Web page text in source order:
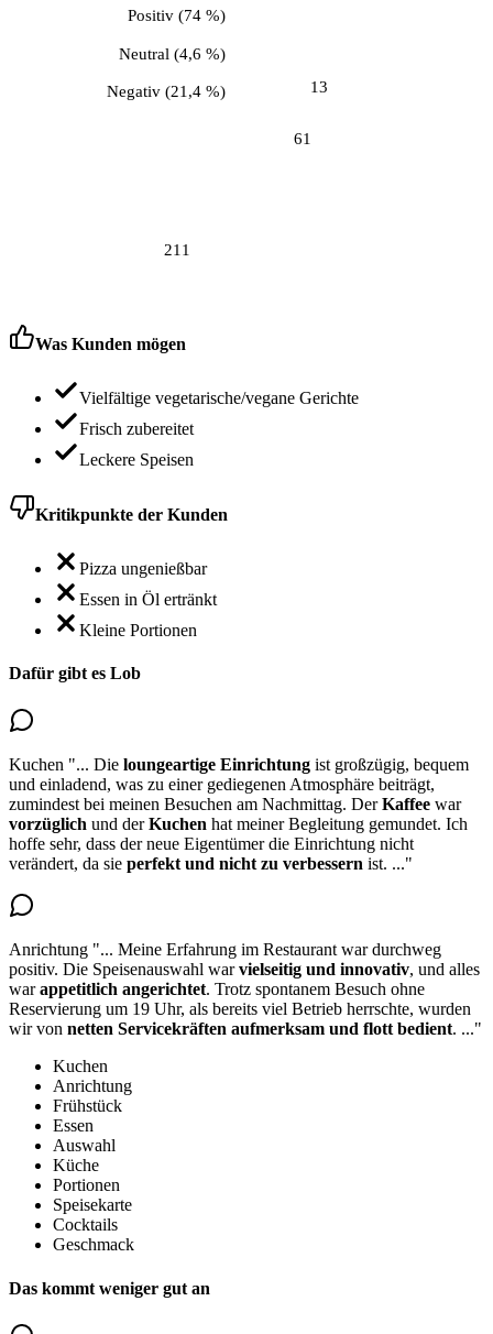
61
Negativ(21,4 %) 13
Neutral (4,6 %)
211
Positiv(74 %)
Was Kunden mögen
Vielfältige vegetarische/vegane Gerichte
Frisch zubereitet
Leckere Speisen
Kritikpunkte der Kunden
Pizza ungenießbar
Essen in Öl ertränkt
Kleine Portionen
Dafür gibt es Lob
Kuchen "... Die loungeartige Einrichtung ist großzügig, bequem
und einladend, was zu einer gediegenen Atmosphäre beiträgt,
zumindest bei meinen Besuchen am Nachmittag. DerKaffee war
vorzüglich und derKuchen hat meiner Begleitung gemundet. Ich
hoffe sehr, dass der neue Eigentümer die Einrichtung nicht
verändert, da sie perfekt und nicht zu verbessern ist. ..."
Anrichtung "... Meine Erfahrung im Restaurant war durchweg
positiv. Die Speisenauswahl warvielseitig und innovativ, und alles
warappetitlich angerichtet. Trotz spontanem Besuch ohne
Reservierung um 19 Uhr, als bereits viel Betrieb herrschte, wurden
wir von netten Servicekräften aufmerksam und flott bedient. ..."
Kuchen
Anrichtung
Frühstück
Essen
Auswahl
Küche
Portionen
Speisekarte
Cocktails
Geschmack
Das kommt weniger gut an